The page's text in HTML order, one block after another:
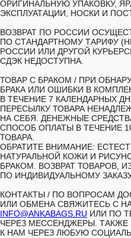
ОРИГИНАЛЬНУЮ УПАКОВКУ,
ЭКСПЛУАТАЦИИ, НОСКИ И
ВОЗВРАТ ПО РОССИИ
ПО СТАНДАРТНОМУ ТАРИФУ
РОССИИ ИЛИ ДРУГОЙ
СДЭК НЕДОСТУПНА.
ТОВАР С БРАКОМ / ПРИ
БРАКА ИЛИ ОШИБКИ В
В ТЕЧЕНИЕ 7 КАЛЕНДАРНЫХ
ПЕРЕСЫЛКУ ТОВАРА
НА СЕБЯ. ДЕНЕЖНЫЕ
СПОСОБ ОПЛАТЫ В ТЕЧЕНИЕ
ТОВАРА.
ОБРАТИТЕ ВНИМАНИЕ:
НАТУРАЛЬНОЙ КОЖИ И
БРАКОМ. ВОЗВРАТ ТОВАРОВ,
ПО ИНДИВИДУАЛЬНОМУ
КОНТАКТЫ / ПО ВОПРОСАМ
ИЛИ ОБМЕНА СВЯЖИТЕСЬ С
INFO@ANKABAGS.RU ИЛИ ПО
ЧЕРЕЗ МЕССЕНДЖЕРЫ.
К НАМ ЧЕРЕЗ ЛЮБУЮ